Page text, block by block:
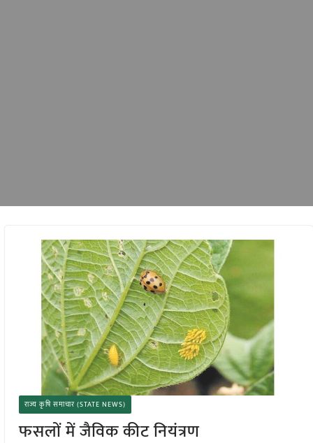
राज्य कृषि समाचार (STATE NEWS)
फसलों में जैविक कीट नियंत्रण